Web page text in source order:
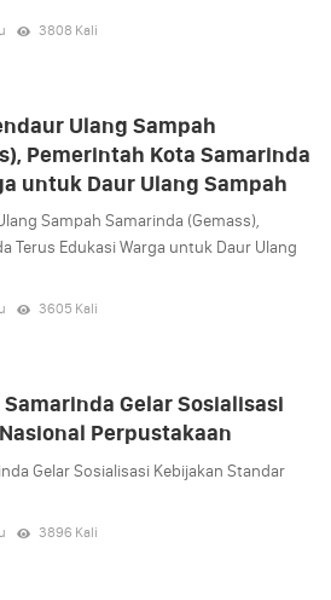
3808 Kali
Ulang Sampah
Pemerintah Kota Samarinda
untuk Daur Ulang Sampah
Sampah Samarinda (Gemass),
Terus Edukasi Warga untuk Daur Ulang
3605 Kali
Gelar Sosialisasi
Perpustakaan
Gelar Sosialisasi Kebijakan Standar
3896 Kali